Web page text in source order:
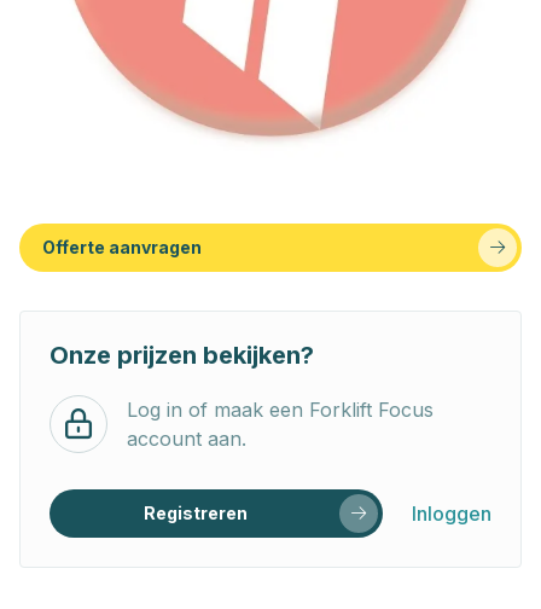
Offerte aanvragen
Onze prijzen bekijken?
Log in of maak een Forklift Focus
account aan.
Registreren Inloggen